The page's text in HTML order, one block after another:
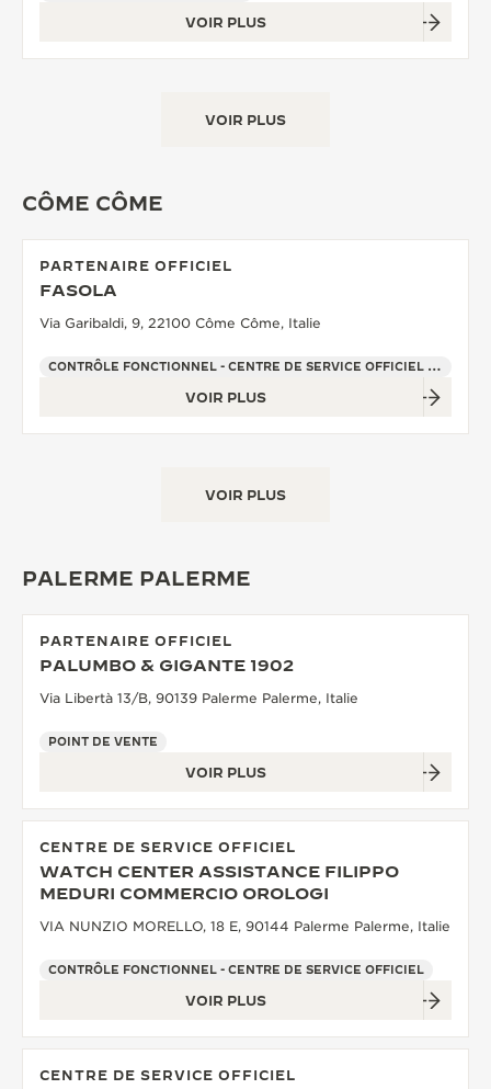
VOIR PLUS
VOIR PLUS
CÔME CÔME
PARTENAIRE OFFICIEL
FASOLA
Via Garibaldi, 9, 22100 Côme Côme, Italie
CONTRÔLE FONCTIONNEL - CENTRE DE SERVICE OFFICIEL - POINT DE VENTE
VOIR PLUS
VOIR PLUS
PALERME PALERME
PARTENAIRE OFFICIEL
PALUMBO & GIGANTE 1902
Via Libertà 13/B, 90139 Palerme Palerme, Italie
POINT DE VENTE
VOIR PLUS
CENTRE DE SERVICE OFFICIEL
WATCH CENTER ASSISTANCE FILIPPO
MEDURI COMMERCIO OROLOGI
VIA NUNZIO MORELLO, 18 E, 90144 Palerme Palerme, Italie
CONTRÔLE FONCTIONNEL - CENTRE DE SERVICE OFFICIEL
VOIR PLUS
CENTRE DE SERVICE OFFICIEL